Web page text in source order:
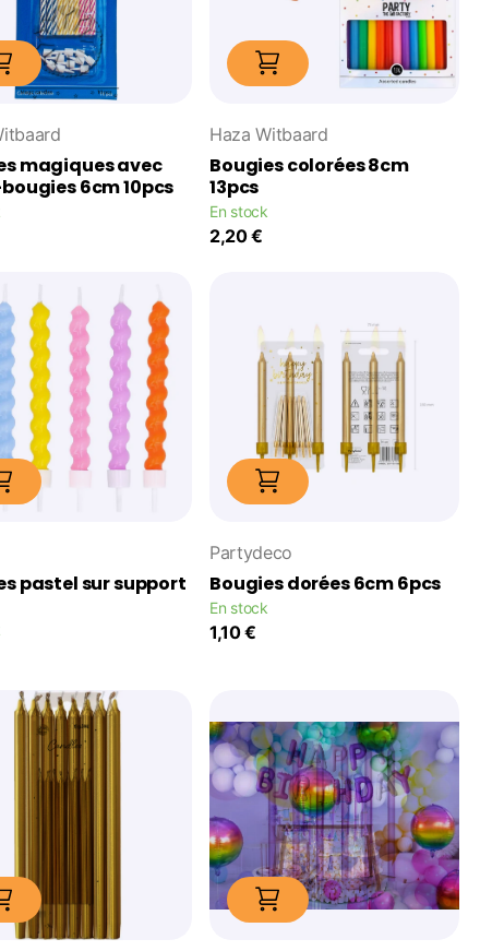
magiques avec
6cm 10pcs
Haza Witbaard
Bougies colorées 8cm
13pcs
En stock
2,20 €
pastel sur support
Partydeco
Bougies dorées 6cm 6pcs
En stock
1,10 €